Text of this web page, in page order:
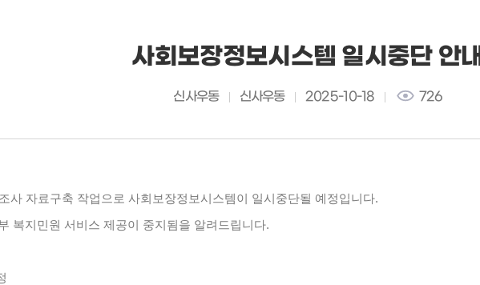
사회보장정보시스템 일시중단 안내
신사우동 신사우동 2025-10-18 726
사 자료구축 작업으로 사회보장정보시스템이 일시중단될 예정입니다.
복지민원 서비스 제공이 중지됨을 알려드립니다.